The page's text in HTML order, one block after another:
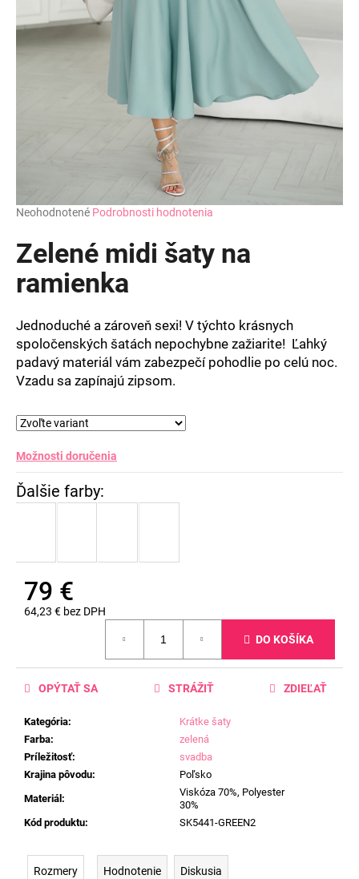
Priemerné
produktu
je
hviezdičiek.
Neohodnotené Podrobnosti hodnotenia
Zelené midi šaty na
ramienka
Jednoduché a zároveň sexi! V týchto krásnych
spoločenských šatách nepochybne zažiarite! Ľahký
padavý materiál vám zabezpečí pohodlie po celú noc.
Vzadu sa zapínajú zipsom.
Možnosti doručenia
79 €
64,23 € bez DPH
DO KOŠÍKA
Kategória:
Krátke šaty
Farba:
zelená
Príležitosť:
svadba
Krajina pôvodu:
Poľsko
Materiál :
Viskóza 70%, Polyester
30%
Kód produktu: SK5441-GREEN2
OPÝTAŤ SA STRÁŽIŤ ZDIEĽAŤ
Rozmery Hodnotenie Diskusia
á
j
s
HĽADAŤ
O
d
p
r
ú
č
a
e